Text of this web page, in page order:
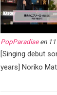
PopParadiseen 11
[Singing debut
years] Noriko